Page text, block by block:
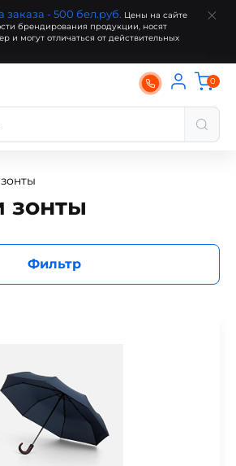
- 500 бел.руб. Цены на сайте
брендирования продукции, носят
и могут отличаться от действительных
0
зонты
Фильтр